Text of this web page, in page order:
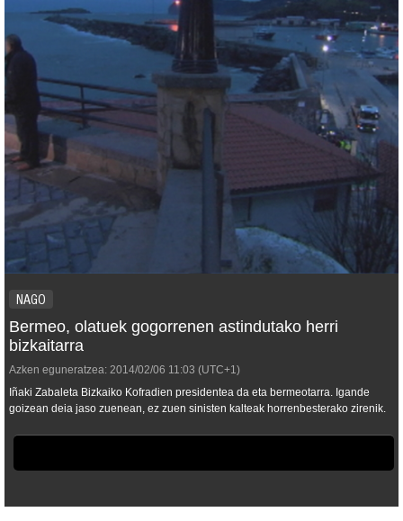
NAGO
Bermeo, olatuek gogorrenen astindutako herri
bizkaitarra
Azken eguneratzea: 2014/02/06 11:03 (UTC+1)
Iñaki Zabaleta Bizkaiko Kofradien presidentea da eta bermeotarra. Igande
goizean deia jaso zuenean, ez zuen sinisten kalteak horrenbesterako zirenik.